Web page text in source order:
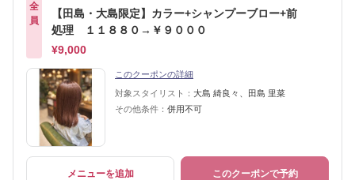
全
員
【田島・大島限定】カラー+シャンプーブロー+前
処理 １１８８０→￥９０００
¥9,000
このクーポンの詳細
対象スタイリスト： 大島 綺良々、田島 里菜
その他条件： 併用不可
メニューを追加 このクーポンで予約